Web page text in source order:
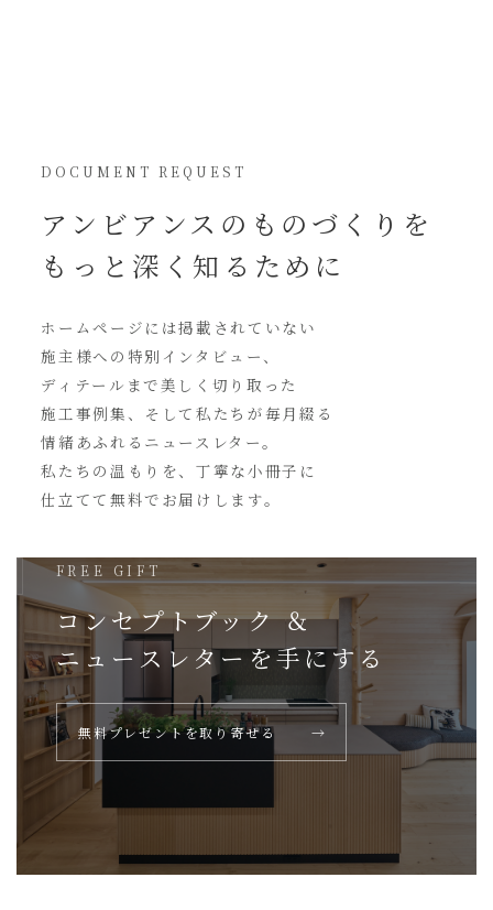
DOCUMENT REQUEST
アンビアンスの ものづくりを
もっと深く知るために
ホームページには掲載されていない
施主様への特別インタビュー、
ディテールまで美しく切り取った
施工事例集、そして私たちが毎月綴る
情緒あふれるニュースレター。
私たちの温もりを、丁寧な小冊子に
仕立てて無料でお届けします。
FREE GIFT
コンセプトブック ＆
ニュースレターを手にする
無料プレゼントを取り寄せる →